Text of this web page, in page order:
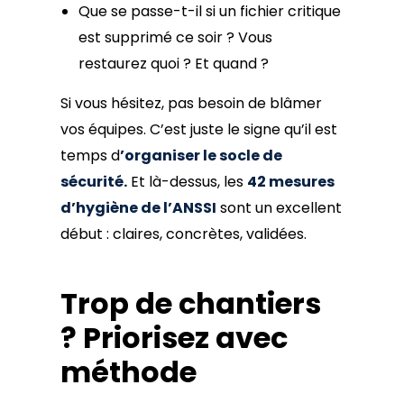
Que se passe-t-il si un fichier critique
est supprimé ce soir ? Vous
restaurez quoi ? Et quand ?
Si vous hésitez, pas besoin de blâmer
vos équipes. C’est juste le signe qu’il est
temps d’organiser le socle de
sécurité. Et là-dessus, les 42 mesures
d’hygiène de l’ANSSI sont un excellent
début : claires, concrètes, validées.
Trop de chantiers
? Priorisez avec
méthode